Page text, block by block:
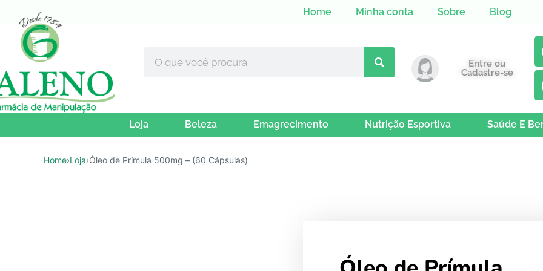
Home Minha conta Sobre Blog
Entre ou
Cadastre-se
Loja Beleza Emagrecimento Nutrição Esportiva Saúde E
Home›Loja›Óleo de Prímula 500mg – (60 Cápsulas)